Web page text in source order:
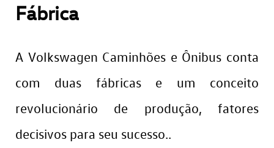
Fábrica
A Volkswagen Caminhões e Ônibus conta
com duas fábricas e um conceito
revolucionário de produção, fatores
decisivos para seu sucesso..